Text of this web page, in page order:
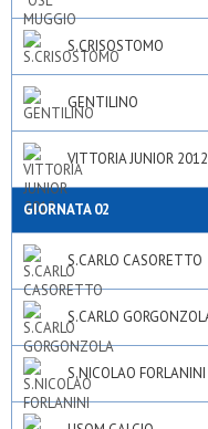
S.CRISOSTOMO
GENTILINO
VITTORIA JUNIOR 2012
GIORNATA 02
S.CARLO CASORETTO
S.CARLO
S.NICOLAO FORLANINI